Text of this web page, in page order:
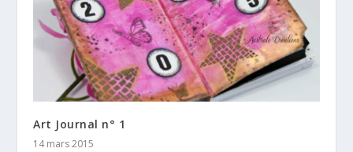
Art Journal n° 1
14 mars 2015